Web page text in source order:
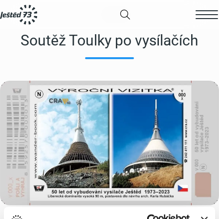
Soutěž Toulky po vysílačích